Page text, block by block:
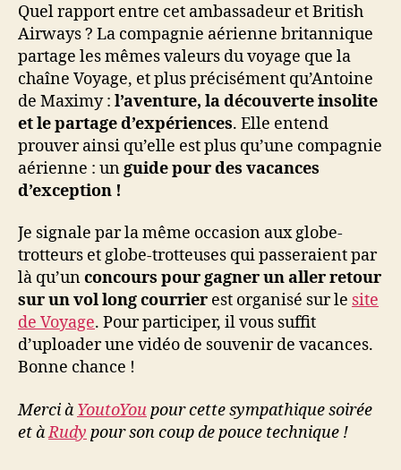
Quel rapport entre cet ambassadeur et British
Airways ? La compagnie aérienne britannique
partage les mêmes valeurs du voyage que la
chaîne Voyage, et plus précisément qu’Antoine
de Maximy : l’aventure, la découverte insolite
et le partage d’expériences. Elle entend
prouver ainsi qu’elle est plus qu’une compagnie
aérienne : unguide pour des vacances
d’exception !
Je signale par la même occasion aux globe-
trotteurs et globe-trotteuses qui passeraient par
là qu’unconcours pour gagner un aller retour
sur un vol long courrier est organisé sur le site
de Voyage. Pour participer, il vous suffit
d’uploader une vidéo de souvenir de vacances.
Bonne chance !
Merci à YoutoYoupour cette sympathique soirée
et àRudy pour son coup de pouce technique !